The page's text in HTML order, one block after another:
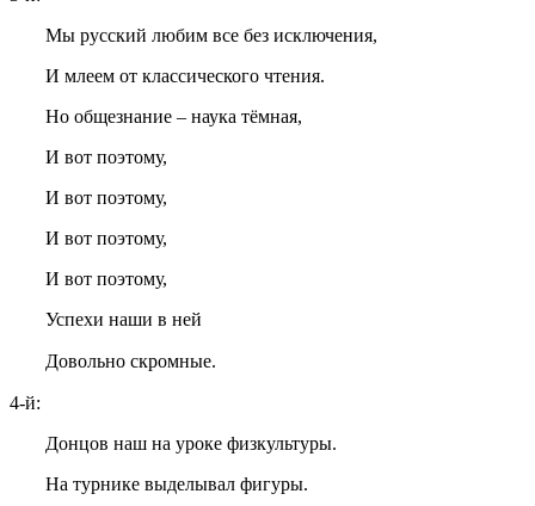
Мы русский любим все без исключения,
И млеем от классического чтения.
Но общезнание – наука тёмная,
И вот поэтому,
И вот поэтому,
И вот поэтому,
И вот поэтому,
Успехи наши в ней
Довольно скромные.
4-й:
Донцов наш на уроке физкультуры.
На турнике выделывал фигуры.